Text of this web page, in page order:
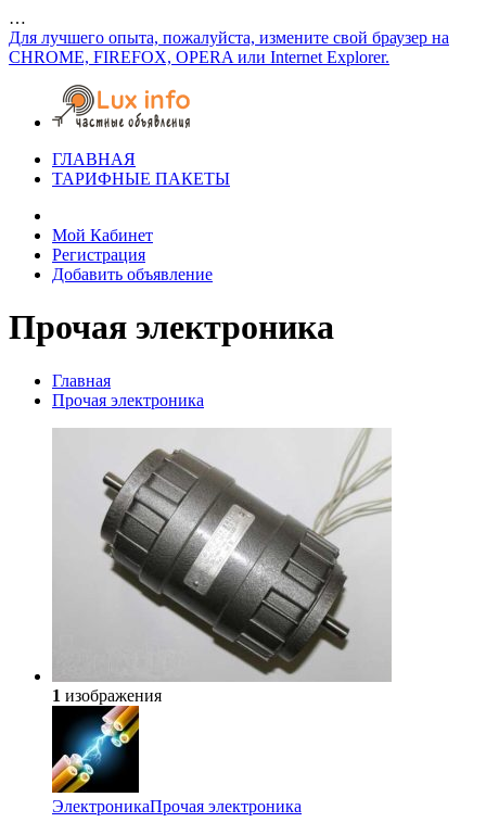
…
Для лучшего опыта, пожалуйста, измените свой браузер на
CHROME, FIREFOX, OPERA или Internet Explorer.
ГЛАВНАЯ
ТАРИФНЫЕ ПАКЕТЫ
Мой Кабинет
Регистрация
Добавить объявление
Прочая электроника
Главная
Прочая электроника
1 изображения
ЭлектроникаПрочая электроника